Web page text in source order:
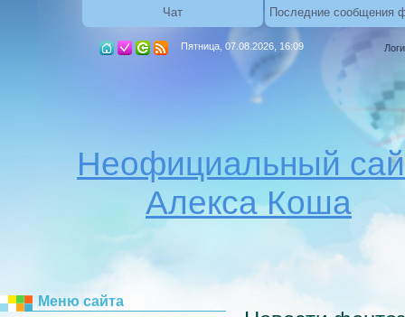
Чат Последние сообщения
Пятница, 07.08.2026, 16:09
Неофициальный
Алекса Коша
Меню сайта